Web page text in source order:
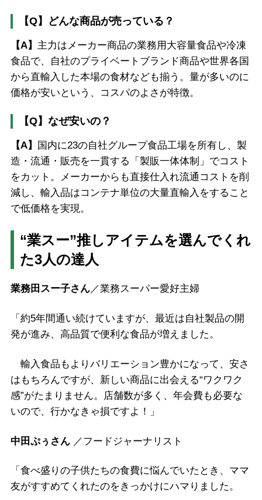
【Q】どんな商品が売っている？
【A】 主力はメーカー商品の業務用大容量食品や冷凍
食品で、自社のプライベートブランド商品や世界各国
から直輸入した本場の食材なども揃う。量が多いのに
価格が安いという、コスパのよさが特徴。
【Q】なぜ安いの？
【A】
国内に23の自社グループ食品工場を所有し、製
造・流通・販売を一貫する「製販一体体制」でコスト
をカット。メーカーからも直接仕入れ流通コストを削
減し、輸入品はコンテナ単位の大量直輸入をすること
で低価格を実現。
“業スー”推しアイテムを選んでくれ
た3人の達人
業務田スー子さん／業務スーパー愛好主婦
「約5年間通い続けていますが、最近は自社製品の開
発が進み、高品質で便利な食品が増えました。
輸入食品もよりバリエーション豊かになって、安さ
はもちろんですが、新しい商品に出会える“ワクワク
感”がたまりません。店舗数が多く、年会費も必要な
いので、行かなきゃ損ですよ！」
中田ぷぅさん／フードジャーナリスト
「食べ盛りの子供たちの食費に悩んでいたとき、ママ
友がすすめてくれたのをきっかけにハマりました。